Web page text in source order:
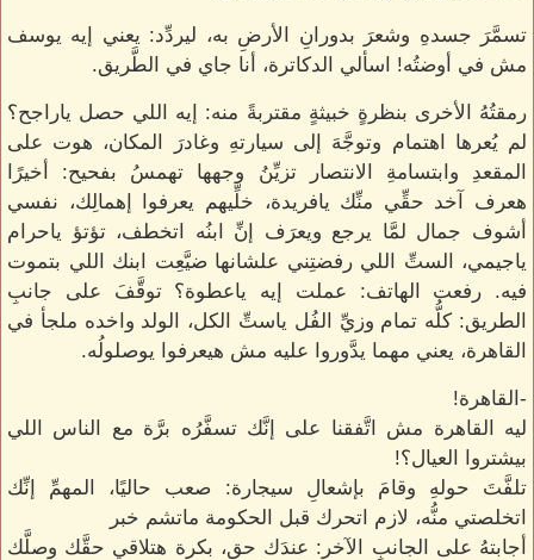
تسمَّرَ جسدهِ وشعرَ بدورانِ الأرضِ به، ليردِّد: يعني إيه يوسف
مش في أوضتُه! اسألي الدكاترة، أنا جاي في الطَّريق.
رمقتُهُ الأخرى بنظرةٍ خبيثةٍ مقتربةً منه: إيه اللي حصل ياراجح؟
لم يُعرها اهتمام وتوجَّهَ إلى سيارتهِ وغادرَ المكان، هوت على
المقعدِ وابتسامةِ الانتصار تزيِّنُ وجهها تهمسُ بفحيح: أخيرًا
هعرف آخد حقِّي منِّك يافريدة، خلِّيهم يعرفوا إهمالِك، نفسي
أشوف جمال لمَّا يرجع ويعرَف إنِّ ابنُه اتخطف، تؤتؤ ياحرام
ياجيمي، الستِّ اللي رفضتِني علشانها ضيَّعِت ابنك اللي بتموت
فيه. رفعت الهاتف: عملت إيه ياعطوة؟ توقَّفَ على جانبِ
الطريق: كلُّه تمام وزيِّ الفُل ياستِّ الكل، الولد واخده ملجأ في
القاهرة، يعني مهما يدَّوروا عليه مش هيعرفوا يوصلولُه.
-القاهرة!
ليه القاهرة مش اتَّفقنا على إنَّك تسفَّرُه برَّة مع الناس اللي
بيشتروا العيال؟!
تلفَّتَ حولهِ وقامَ بإشعالِ سيجارة: صعب حاليًا، المهمِّ إنِّك
اتخلصتي منُّه، لازم اتحرك قبل الحكومة ماتشم خبر
أجابتهُ على الجانبِ الآخر: عندَك حق، بكرة هتلاقي حقَّك وصلَّك